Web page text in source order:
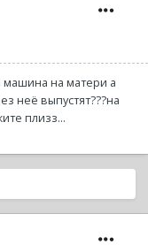
машина на матери а
неё выпустят???на
плизз...